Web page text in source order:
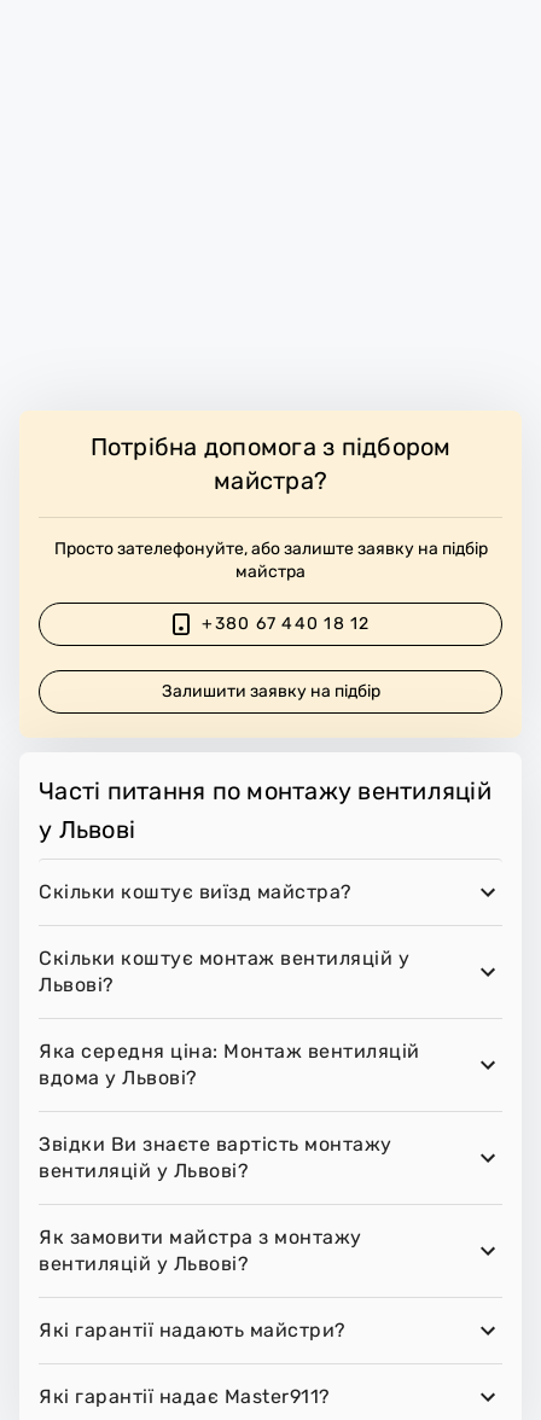
Потрібна допомога з підбором
майстра?
Просто зателефонуйте, або залиште заявку на підбір
майстра
+380 67 440 18 12
Залишити заявку на підбір
Часті питання по монтажу вентиляцій
у Львові
Скільки коштує виїзд майстра?
Скільки коштує монтаж вентиляцій у
Львові?
Яка середня ціна: Монтаж вентиляцій
вдома у Львові?
Звідки Ви знаєте вартість монтажу
вентиляцій у Львові?
Як замовити майстра з монтажу
вентиляцій у Львові?
Які гарантії надають майстри?
Які гарантії надає Master911?